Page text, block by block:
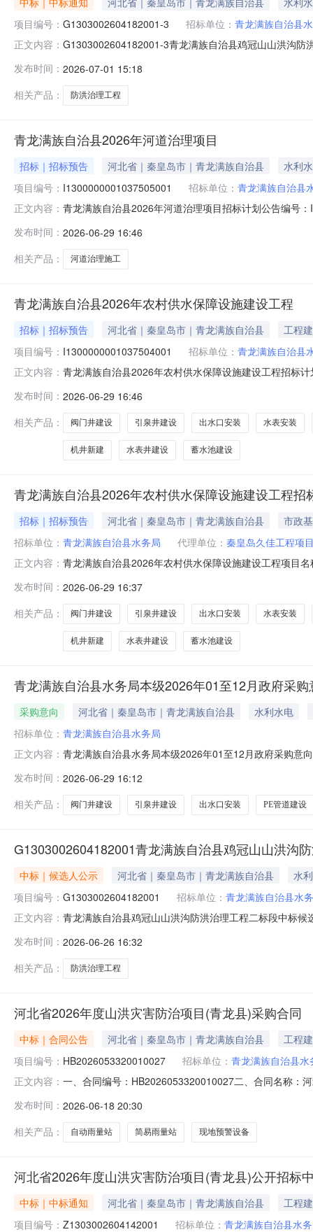
项目编号： G1303002604182001-3 招标单位： 青龙满族自治县
正文内容： G1303002604182001-3青龙满族自治县鸡冠山山洪沟防
日09:00二、中标单位序号统一社会信用代码中标单位名
发布时间： 2026-07-01 15:18
相关产品：
防洪治理工程
青龙满族自治县2026年河道治理项目
招标｜招标预告 河北省｜秦皇岛市｜青龙满族自治县
水利
项目编号： I1300000001037505001 招标单位： 青龙满族自治县
正文内容： 青龙满族自治县2026年河道治理项目招标计划公告编号
准文件及文号青审批投资【2026】38号项目总投资（万
发布时间： 2026-06-29 16:46
相关产品：
河道治理施工
青龙满族自治县2026年农村供水保障设施建设工程
招标｜招标预告 河北省｜秦皇岛市｜青龙满族自治县
工程
项目编号： I1300000001037504001 招标单位： 青龙满族自治县
正文内容： 青龙满族自治县2026年农村供水保障设施建设工程招标
水保障设施建设工程项目批准文件及文号青审批投资【
发布时间： 2026-06-29 16:46
相关产品：
阀门井建设 引泉井建设 出水口安装 水表安装
机井新建 水表井建设 蓄水池建设
青龙满族自治县2026年农村供水保障设施建设工程招
招标｜招标预告 河北省｜秦皇岛市｜青龙满族自治县
市政
招标单位： 青龙满族自治县水务局 代理单位： 秦皇岛久佳工程项
正文内容： 青龙满族自治县2026年农村供水保障设施建设工程项目
托招标代理机构秦皇岛久佳工程项目管理有限公司招标
发布时间： 2026-06-29 16:37
相关产品：
阀门井建设 引泉井建设 出水口安装 水表安装
机井新建 水表井建设 蓄水池建设
青龙满族自治县水务局本级2026年01至12月政府采购
采购意向 河北省｜秦皇岛市｜青龙满族自治县
水利水电
招标单位： 青龙满族自治县水务局
正文内容： 青龙满族自治县水务局本级2026年01至12月政府采购意
水保障设施建设工程维修机井18眼、井房3座、引泉井
块
发布时间： 2026-06-29 16:12
相关产品：
阀门井建设 引泉井建设 出水口安装 PE管道建设
G1303002604182001青龙满族自治县鸡冠山山洪沟
中标｜候选人公示 河北省｜秦皇岛市｜青龙满族自治县
水
项目编号： G1303002604182001 招标单位： 青龙满族自治县水
正文内容： 青龙满族自治县鸡冠山山洪沟防洪治理工程二标段中标
名称投标价格(元)评标价格(元)质量标准工期1河南树岩
发布时间： 2026-06-26 16:32
相关产品：
防洪治理工程
河北省2026年度山洪灾害防治项目(青龙县)采购合同
中标｜合同公告 河北省｜秦皇岛市｜青龙满族自治县
工程
项目编号： HB2026053320010027 招标单位： 青龙满族自治县水
正文内容： 一、合同编号：HB2026053320010027二、合同名称：
方）：河北贝薇浩远科技有限公司地址：河北省沧州市
发布时间： 2026-06-18 20:30
相关产品：
自动雨量站 简易雨量站 现地预警设备
河北省2026年度山洪灾害防治项目(青龙县)公开招标
中标｜中标通知 河北省｜秦皇岛市｜青龙满族自治县
工程
项目编号： Z1303002604142001 招标单位： 青龙满族自治县水